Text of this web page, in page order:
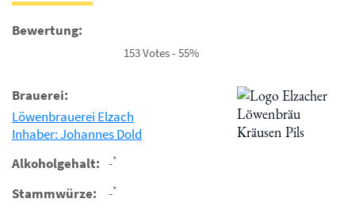
Bewertung:
153 Votes - 55%
Brauerei:
Löwenbrauerei Elzach
Inhaber: Johannes Dold
Alkoholgehalt: -*
Stammwürze: -*